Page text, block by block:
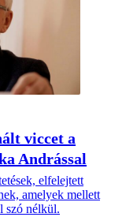
viccet a
Andrással
elfelejtett
amelyek mellett
szó nélkül.